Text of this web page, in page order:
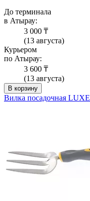
До терминала
в Атырау:
3 000 ₸
(13 августа)
Курьером
по Атырау:
3 600 ₸
(13 августа)
В корзину
Вилка посадочная